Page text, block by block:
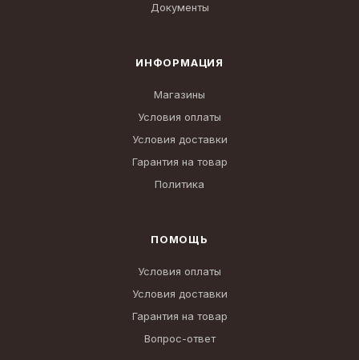
Документы
ИНФОРМАЦИЯ
Магазины
Условия оплаты
Условия доставки
Гарантия на товар
Политика
ПОМОЩЬ
Условия оплаты
Условия доставки
Гарантия на товар
Вопрос-ответ